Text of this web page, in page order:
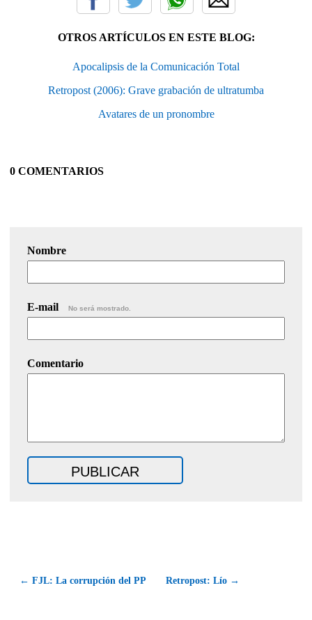
OTROS ARTÍCULOS EN ESTE BLOG:
Apocalipsis de la Comunicación Total
Retropost (2006): Grave grabación de ultratumba
Avatares de un pronombre
0 COMENTARIOS
Nombre
E-mail No será mostrado.
Comentario
← FJL: La corrupción del PP Retropost: Lío →